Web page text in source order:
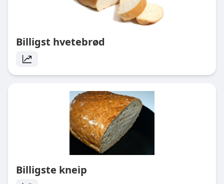
Billigst hvetebrød
Billigste kneip